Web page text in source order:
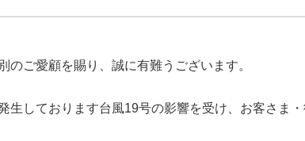
のご愛顧を賜り、誠に有難うございます。
生しております台風19号の影響を受け、お客さま